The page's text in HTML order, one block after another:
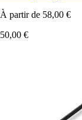
À partir de 58,00 €
50,00 €